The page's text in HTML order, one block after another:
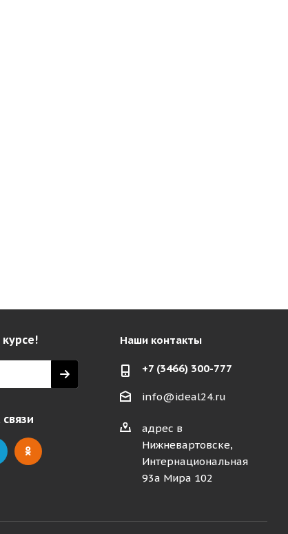
курсе! Наши контакты
+7 (3466) 300-777
info@ideal24.ru
адрес в
Нижневартовске,
Интернациональная
93а Мира 102